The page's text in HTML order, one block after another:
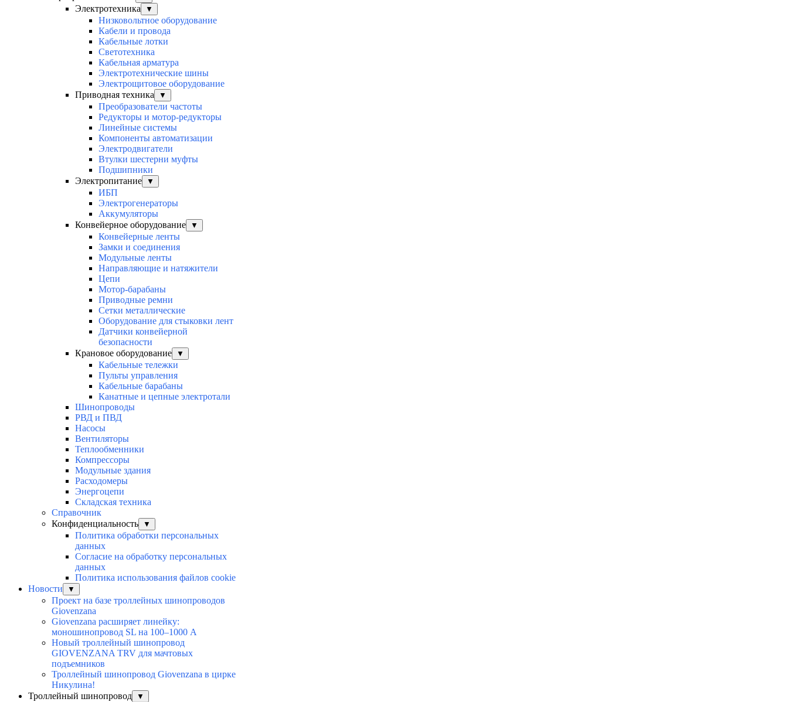
Электротехника ▼
Низковольтное оборудование
Кабели и провода
Кабельные лотки
Светотехника
Кабельная арматура
Электротехнические шины
Электрощитовое оборудование
Приводная техника
▼
Преобразователи частоты
Редукторы и мотор-редукторы
Линейные системы
Компоненты автоматизации
Электродвигатели
Втулки шестерни муфты
Подшипники
Электропитание
▼
ИБП
Электрогенераторы
Аккумуляторы
Конвейерное оборудование
▼
Конвейерные ленты
Замки и соединения
Модульные ленты
Направляющие и натяжители
Цепи
Мотор-барабаны
Приводные ремни
Сетки металлические
Оборудование для стыковки лент
Датчики конвейерной
безопасности
Крановое оборудование
▼
Кабельные тележки
Пульты управления
Кабельные барабаны
Канатные и цепные электротали
Шинопроводы
РВД и ПВД
Насосы
Вентиляторы
Теплообменники
Компрессоры
Модульные здания
Расходомеры
Энергоцепи
Складская техника
Справочник
Конфиденциальность
▼
Политика обработки персональных
данных
Согласие на обработку персональных
данных
Политика использования файлов cookie
Новости
▼
Проект на базе троллейных шинопроводов
Giovenzana
Giovenzana расширяет линейку:
моношинопровод SL на 100–1000 А
Новый троллейный шинопровод
GIOVENZANA TRV для мачтовых
подъемников
Троллейный шинопровод Giovenzana в цирке
Никулина!
Троллейный шинопровод
▼